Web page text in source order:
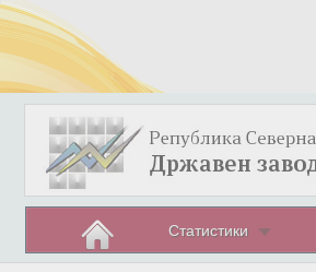
Статистики